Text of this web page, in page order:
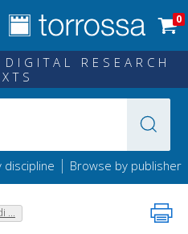
0
RESEARCH
discipline | Browse by publisher
...